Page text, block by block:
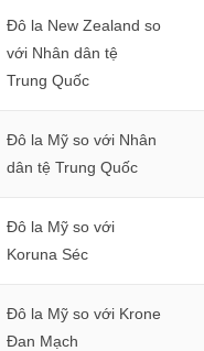
Đô la New Zealand so
với Nhân dân tệ
Trung Quốc
Đô la Mỹ so với Nhân
dân tệ Trung Quốc
Đô la Mỹ so với
Koruna Séc
Đô la Mỹ so với Krone
Đan Mạch